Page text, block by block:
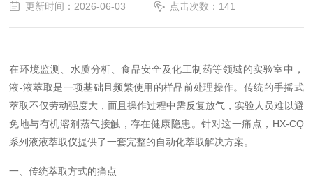
更新时间：2026-06-03 点击次数：141
在环境监测、水质分析、食品安全及化工制药等领域的实验室中，
液-液萃取是一项基础且频繁使用的样品前处理操作。传统的手摇式
萃取不仅劳动强度大，而且操作过程中需反复放气，实验人员难以避
免地与有机溶剂蒸气接触，存在健康隐患。针对这一痛点，HX-CQ
系列液液萃取仪提供了一套完整的自动化萃取解决方案。
一、传统萃取方式的痛点